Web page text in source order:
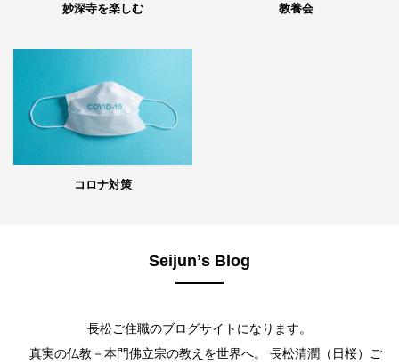
妙深寺を楽しむ 教養会
コロナ対策
Seijunʼs Blog
長松ご住職のブログサイトになります。
真実の仏教－本門佛立宗の教えを世界へ。 長松清潤（日桜）ご